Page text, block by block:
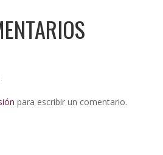
para escribir un comentario.